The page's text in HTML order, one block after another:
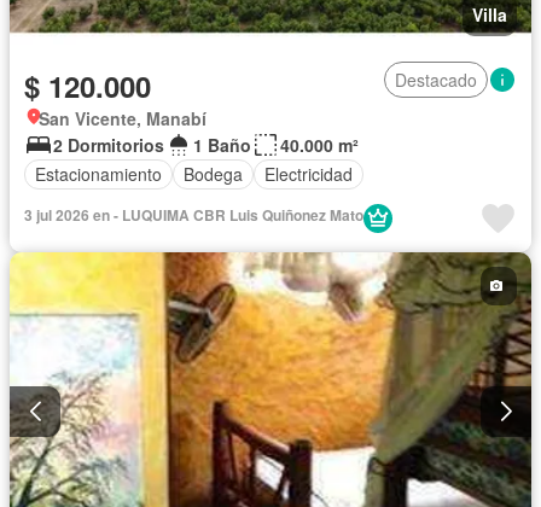
Villa
$ 120.000
Destacado
San Vicente, Manabí
2 Dormitorios
1 Baño
40.000 m²
Estacionamiento
Bodega Electricidad
3 jul 2026 en - LUQUIMA CBR Luis Quiñonez Mato